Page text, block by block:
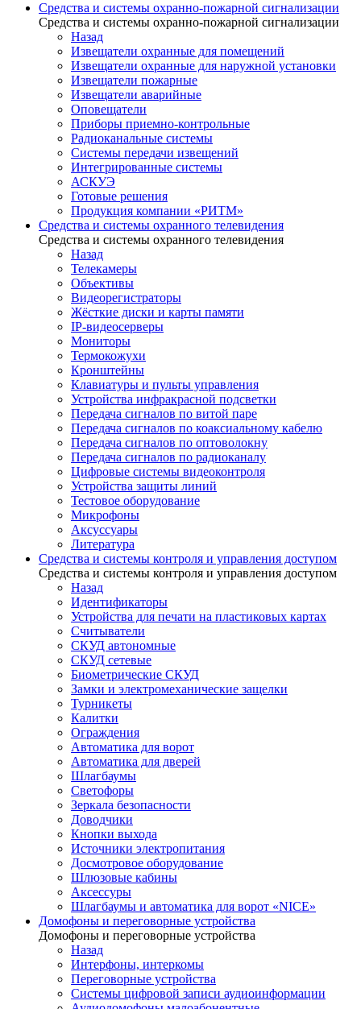
Средства и системы охранно-пожарной сигнализации
Средства и системы охранно-пожарной сигнализации
Назад
Извещатели охранные для помещений
Извещатели охранные для наружной установки
Извещатели пожарные
Извещатели аварийные
Оповещатели
Приборы приемно-контрольные
Радиоканальные системы
Системы передачи извещений
Интегрированные системы
АСКУЭ
Готовые решения
Продукция компании «РИТМ»
Средства и системы охранного телевидения
Средства и системы охранного телевидения
Назад
Телекамеры
Объективы
Видеорегистраторы
Жёсткие диски и карты памяти
IP-видеосерверы
Мониторы
Термокожухи
Кронштейны
Клавиатуры и пульты управления
Устройства инфракрасной подсветки
Передача сигналов по витой паре
Передача сигналов по коаксиальному кабелю
Передача сигналов по оптоволокну
Передача сигналов по радиоканалу
Цифровые системы видеоконтроля
Устройства защиты линий
Тестовое оборудование
Микрофоны
Аксуссуары
Литература
Средства и системы контроля и управления доступом
Средства и системы контроля и управления доступом
Назад
Идентификаторы
Устройства для печати на пластиковых картах
Считыватели
СКУД автономные
СКУД сетевые
Биометрические СКУД
Замки и электромеханические защелки
Турникеты
Калитки
Ограждения
Автоматика для ворот
Автоматика для дверей
Шлагбаумы
Светофоры
Зеркала безопасности
Доводчики
Кнопки выхода
Источники электропитания
Досмотровое оборудование
Шлюзовые кабины
Аксессуры
Шлагбаумы и автоматика для ворот «NICE»
Домофоны и переговорные устройства
Домофоны и переговорные устройства
Назад
Интерфоны, интеркомы
Переговорные устройства
Системы цифровой записи аудиоинформации